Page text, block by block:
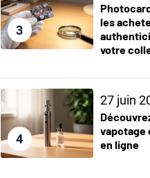
3
les
votre
4
27 juin
vapotage
en ligne